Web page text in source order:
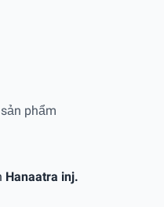
phẩm
Hanaatra inj.